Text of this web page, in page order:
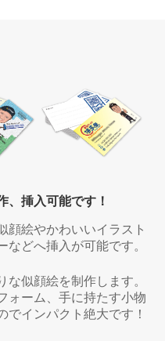
、挿入可能です！
顔絵やかわいいイラスト
どへ挿入が可能です。
似顔絵を制作します。
ォーム、手に持たす小物
でインパクト絶大です！